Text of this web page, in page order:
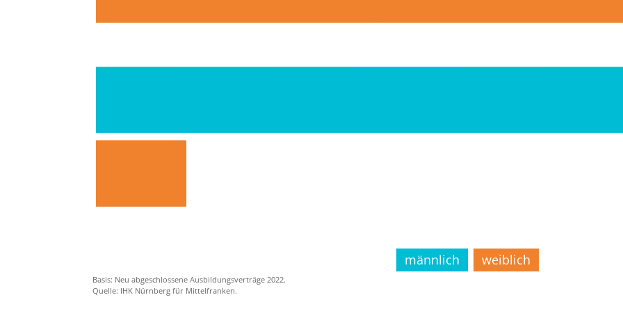
männlich weiblich
Basis: Neu abgeschlossene Ausbildungsverträge 2022.
Quelle: IHK Nürnberg für Mittelfranken.